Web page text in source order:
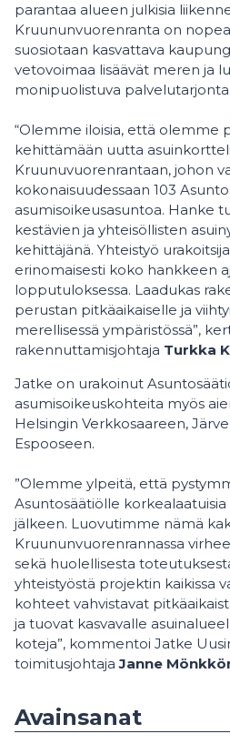
parantaa alueen julkisia
Kruununvuorenranta on
suosiotaan kasvattava
vetovoimaa lisäävät meren ja
monipuolistuva palvelutarjonta.
“Olemme iloisia, että olemme
kehittämään uutta
Kruunuvuorenrantaan, johon
kokonaisuudessaan 103
asumisoikeusasuntoa. Hanke
kestävien ja yhteisöllisten
kehittäjänä. Yhteistyö
erinomaisesti koko hankkeen
lopputuloksessa. Laadukas
perustan pitkäaikaiselle ja
merellisessä ympäristössä”,
rakennuttamisjohtaja Turkka
Jatke on urakoinut
asumisoikeuskohteita myös
Helsingin Verkkosaareen,
Espooseen.
”Olemme ylpeitä, että
Asuntosäätiölle
jälkeen. Luovutimme nämä
Kruununvuorenrannassa
sekä huolellisesta
yhteistyöstä projektin kaikissa
kohteet vahvistavat
ja tuovat kasvavalle
koteja”, kommentoi Jatke
toimitusjohtaja Janne
Avainsanat